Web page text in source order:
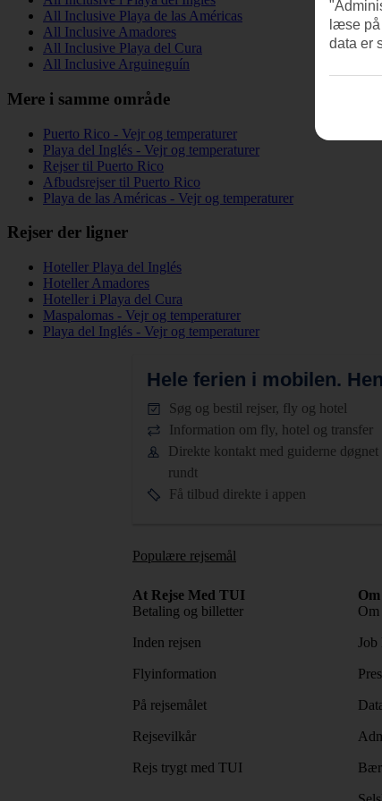
All Inclusive Playa de las Américas
All Inclusive Amadores
All Inclusive Playa del Cura
All Inclusive Arguineguín
Mere i samme område
Puerto Rico - Vejr og temperaturer
Playa del Inglés - Vejr og temperaturer
Rejser til Puerto Rico
Afbudsrejser til Puerto Rico
Playa de las Américas - Vejr og temperaturer
Rejser der ligner
Hoteller Playa del Inglés
Hoteller Amadores
Hoteller i Playa del Cura
Maspalomas - Vejr og temperaturer
Playa del Inglés - Vejr og temperaturer
Hele ferien i mobilen.
Søg og bestil rejser, fly og hotel
Information om fly, hotel og transfer
Direkte kontakt med guiderne døgnet
rundt
Få tilbud direkte i appen
Populære rejsemål
At Rejse Med TUI
Betaling og billetter
Inden rejsen
Flyinformation
På rejsemålet
Rejsevilkår
Rejs trygt med TUI
Om
Job
læse
data er